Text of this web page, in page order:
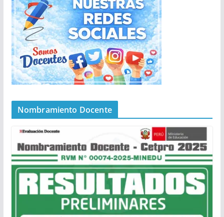
Nombramiento Docente